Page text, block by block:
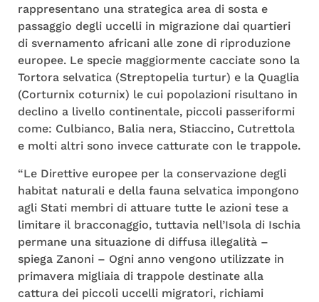
rappresentano una strategica area di sosta e
passaggio degli uccelli in migrazione dai quartieri
di svernamento africani alle zone di riproduzione
europee. Le specie maggiormente cacciate sono la
Tortora selvatica (Streptopelia turtur) e la Quaglia
(Corturnix coturnix) le cui popolazioni risultano in
declino a livello continentale, piccoli passeriformi
come: Culbianco, Balia nera, Stiaccino, Cutrettola
e molti altri sono invece catturate con le trappole.
“Le Direttive europee per la conservazione degli
habitat naturali e della fauna selvatica impongono
agli Stati membri di attuare tutte le azioni tese a
limitare il bracconaggio, tuttavia nell’Isola di Ischia
permane una situazione di diffusa illegalità –
spiega Zanoni – Ogni anno vengono utilizzate in
primavera migliaia di trappole destinate alla
cattura dei piccoli uccelli migratori, richiami